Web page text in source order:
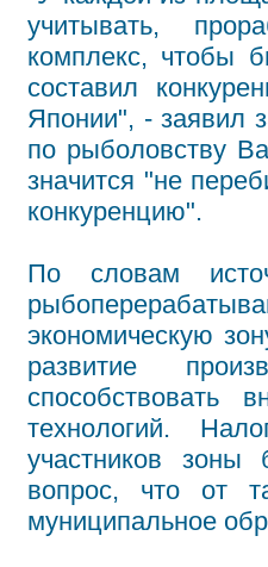
учитывать,
комплекс, чтобы
составил
Японии", - заявил
по рыболовству
значится "не
конкуренцию".
По словам
экономическую
развитие
способствовать
технологий.
участников зоны
вопрос, что от
муниципальное